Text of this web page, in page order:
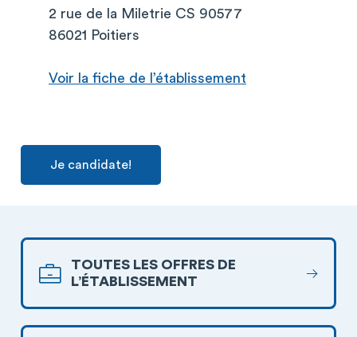
2 rue de la Miletrie CS 90577
86021 Poitiers
Voir la fiche de l’établissement
Je candidate!
TOUTES LES OFFRES DE
L’ÉTABLISSEMENT